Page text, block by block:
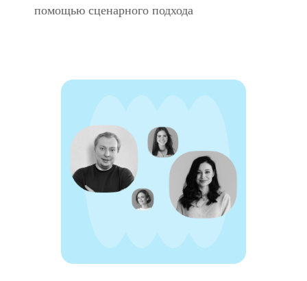
помощью сценарного подхода